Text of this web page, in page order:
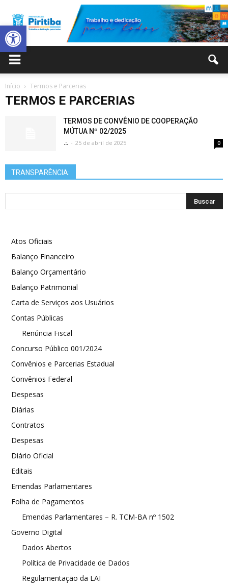
Abrir a barra de ferramentas
Início Termos e Parcerias
TERMOS E PARCERIAS
TERMOS DE CONVÊNIO DE COOPERAÇÃO
MÚTUA Nº 02/2025
.:. - 25 de abril de 2025 0
TRANSPARÊNCIA:
Atos Oficiais
Balanço Financeiro
Balanço Orçamentário
Balanço Patrimonial
Carta de Serviços aos Usuários
Contas Públicas
Renúncia Fiscal
Concurso Público 001/2024
Convênios e Parcerias Estadual
Convênios Federal
Despesas
Diárias
Contratos
Despesas
Diário Oficial
Editais
Emendas Parlamentares
Folha de Pagamentos
Emendas Parlamentares – R. TCM-BA nº 1502
Governo Digital
Dados Abertos
Política de Privacidade de Dados
Regulamentação da LAI